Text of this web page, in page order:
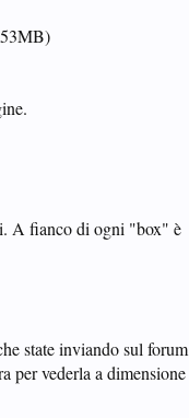
A fianco di ogni "box" è
state inviando sul forum
per vederla a dimensione